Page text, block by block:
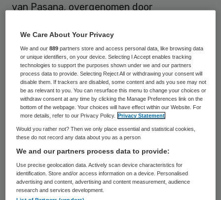
van Pasana, overgenomen door
afgelopen weekend te horen gekregen dat
ze worden ontslagen. Zij zouden hierover
telefonisch op de hoogte zijn gesteld.
Dit meldt onder meer deLeeuwarder
Courant.
Volgens curator Hans Silvius is het daarmee
Pasana-werknemers aan het werk te
houden, zoals beloofd. De ontslagen
zouden niet zozeer in de zorg vallen, alswel
We Care About Your Privacy
We and our889 partners store and access personal data, like browsing data
or unique identifiers, on your device. Selecting I Accept enables tracking
technologies to support the purposes shown under we and our partners
process data to provide. Selecting Reject All or withdrawing your consent will
disable them. If trackers are disabled, some content and ads you see may not
be as relevant to you. You can resurface this menu to change your choices or
withdraw consent at any time by clicking the Manage Preferences link on the
bottom of the webpage. Your choices will have effect within our Website. For
more details, refer to our Privacy Policy.
Privacy Statement
Would you rather not? Then we only place essential and statistical cookies,
these do not record any data about you as a person
We and our partners process data to provide:
Use precise geolocation data. Actively scan device characteristics for
identification. Store and/or access information on a device. Personalised
advertising and content, advertising and content measurement, audience
research and services development.